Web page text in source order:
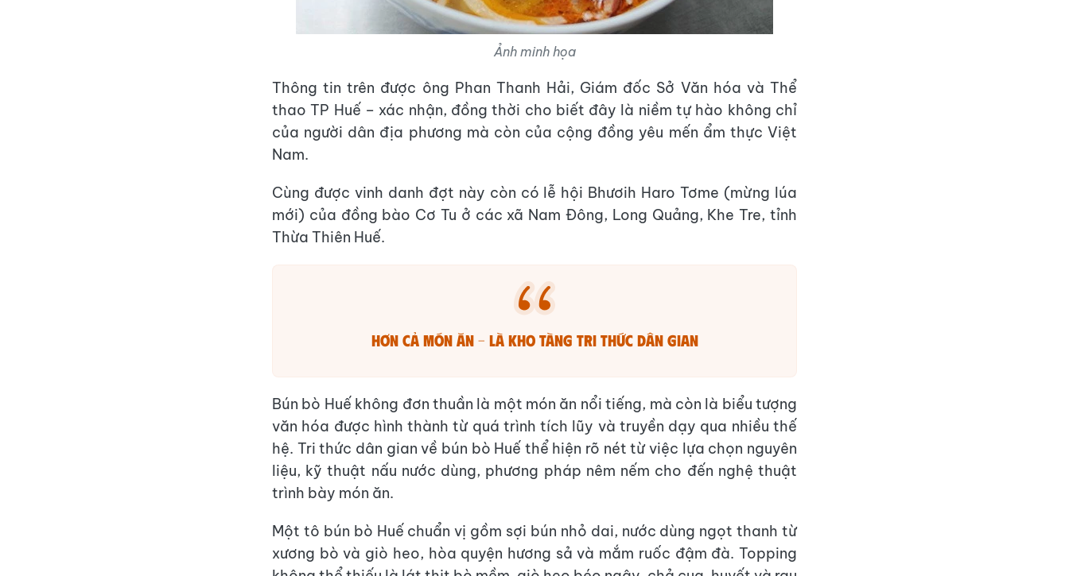
Ảnh minh họa
Thông tin trên được ông Phan Thanh Hải, Giám đốc Sở Văn hóa và Thể
thao TP Huế – xác nhận, đồng thời cho biết đây là niềm tự hào không chỉ
của người dân địa phương mà còn của cộng đồng yêu mến ẩm thực Việt
Nam.
Cùng được vinh danh đợt này còn có lễ hội Bhươih Haro Tơme (mừng lúa
mới) của đồng bào Cơ Tu ở các xã Nam Đông, Long Quảng, Khe Tre, tỉnh
Thừa Thiên Huế.
Hơn cả món ăn – là kho tàng tri thức dân gian
Bún bò Huế không đơn thuần là một món ăn nổi tiếng, mà còn là biểu tượng
văn hóa được hình thành từ quá trình tích lũy và truyền dạy qua nhiều thế
hệ. Tri thức dân gian về bún bò Huế thể hiện rõ nét từ việc lựa chọn nguyên
liệu, kỹ thuật nấu nước dùng, phương pháp nêm nếm cho đến nghệ thuật
trình bày món ăn.
Một tô bún bò Huế chuẩn vị gồm sợi bún nhỏ dai, nước dùng ngọt thanh từ
xương bò và giò heo, hòa quyện hương sả và mắm ruốc đậm đà. Topping